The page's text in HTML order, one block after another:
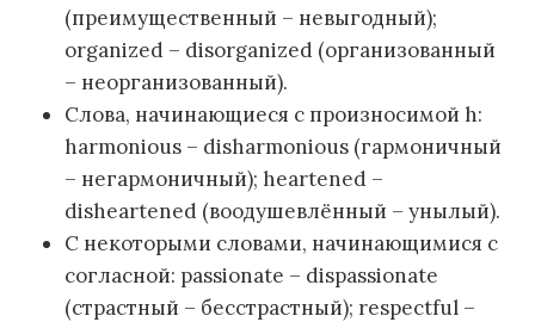
(преимущественный – невыгодный);
organized – disorganized (организованный
– неорганизованный).
Слова, начинающиеся с произносимой h:
harmonious – disharmonious (гармоничный
– негармоничный); heartened –
disheartened (воодушевлённый – унылый).
С некоторыми словами, начинающимися с
согласной: passionate – dispassionate
(страстный – бесстрастный); respectful –